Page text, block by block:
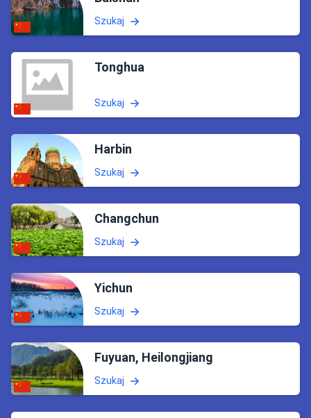
Szukaj
Tonghua
Szukaj
Harbin
Szukaj
Changchun
Szukaj
Yichun
Szukaj
Fuyuan, Heilongjiang
Szukaj